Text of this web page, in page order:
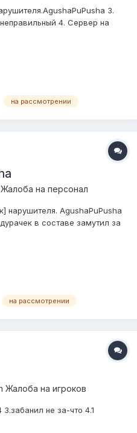
3.
4. Сервер на
на рассмотрении
Жалоба на персонал
нарушителя. AgushaPuPusha
в составе замутил за
произошла ситуация.
Видео).
на рассмотрении
Жалоба на игроков
3.забанил не за-что 4.1